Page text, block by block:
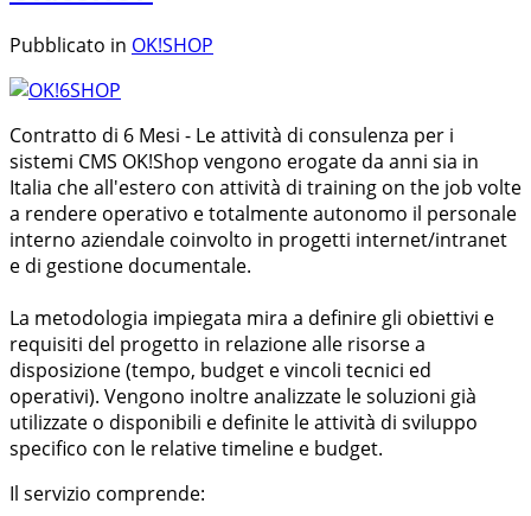
Pubblicato in OK!SHOP
Contratto di 6 Mesi - Le attività di consulenza per i
sistemi CMS OK!Shop vengono erogate da anni sia in
Italia che all'estero con attività di training on the job volte
a rendere operativo e totalmente autonomo il personale
interno aziendale coinvolto in progetti internet/intranet
e di gestione documentale.
La metodologia impiegata mira a definire gli obiettivi e
requisiti del progetto in relazione alle risorse a
disposizione (tempo, budget e vincoli tecnici ed
operativi). Vengono inoltre analizzate le soluzioni già
utilizzate o disponibili e definite le attività di sviluppo
specifico con le relative timeline e budget.
Il servizio comprende: